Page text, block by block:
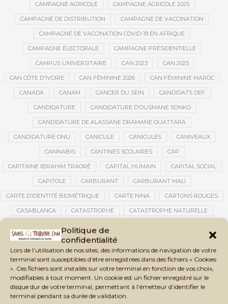
Politique de
confidentialité
Lors de l’utilisation de nos sites, des informations de navigation de votre
terminal sont susceptibles d’être enregistrées dans des fichiers « Cookies
». Ces fichiers sont installés sur votre terminal en fonction de vos choix,
modifiables à tout moment. Un cookie est un fichier enregistré sur le
disque dur de votre terminal, permettant à l’émetteur d’identifier le
terminal pendant sa durée de validation.
CAMPAGNE AGRICOLE CAMPAGNE AGRICOLE 2025
CAMPAGNE DE DISTRIBUTION CAMPAGNE DE VACCINATION
CAMPAGNE DE VACCINATION COVID-19 EN AFRIQUE
CAMPAGNE ÉLECTORALE CAMPAGNE PRÉSIDENTIELLE
CAMPUS UNIVERSITAIRE CAN 2023 CAN 2025
CAN CÔTE D'IVOIRE CAN FÉMININE 2026 CAN FÉMININE MAROC
CANADA CANAM CANCER DU SEIN CANDIDATS DEF
CANDIDATURE CANDIDATURE D'OUSMANE SONKO
CANDIDATURE DE ALASSANE DRAMANE OUATTARA
CANDIDATURE ONU CANICULE CANICULES CANIVEAUX
CANNABIS CANTINES SCOLAIRES CAP
CAPITAINE IBRAHIM TRAORÉ CAPITAL HUMAIN CAPITAL SOCIAL
CAPITOLE CARBURANT CARBURANT MALI
CARTE D’IDENTITÉ BIOMÉTRIQUE CARTE NINA CARTONS ROUGES
CASABLANCA CATASTROPHE CATASTROPHE NATURELLE
CAUTION 10 000 DOLLARS CAUTION DE VISA CECOGEC
CÉDÉAO CEDEAO CEI CÉLÉBRATION NATIONALE CEMAC
CEMAPI CEN-SNESUP CENOU CENSURE
CENTRAFRIQUE CENTRALE SOLAIRE
CENTRALE SOLAIRE DE SANANKOROBA